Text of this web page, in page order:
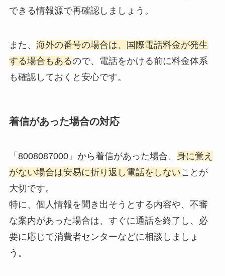
できる情報源で再確認しましょう。
また、 海外の番号の場合は、国際電話料金が発生
する場合もあるので、電話をかける前に料金体系
も確認しておくと安心です。
着信があった場合の対応
「8008087000」から着信があった場合、 身に覚え
がない場合は安易に折り返し電話をしないことが
大切です。
特に、個人情報を聞き出そうとする内容や、不審
な案内があった場合は、すぐに通話を終了し、必
要に応じて消費者センターなどに相談しましょ
う。